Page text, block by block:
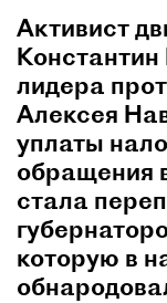
Активист
Константин
лидера
Алексея
уплаты
обращения
стала
которую в